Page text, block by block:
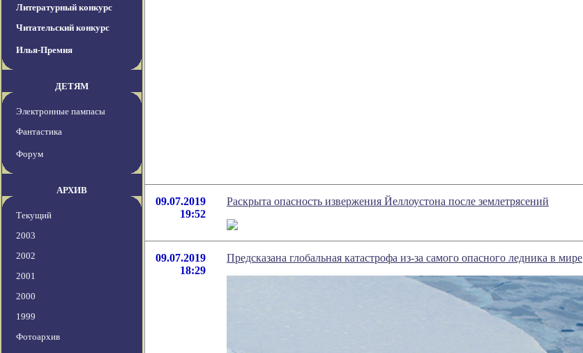
Литературный конкурс
Читательский конкурс
Илья-Премия
ДЕТЯМ
Электронные пампасы
Фантастика
Форум
АРХИВ
Текущий
2003
2002
2001
2000
1999
Фотоархив
09.07.2019
19:52
Раскрыта опасность извержения Йеллоустона после землетрясений
09.07.2019
18:29
Предсказана глобальная катастрофа из-за самого опасного ледника в мире